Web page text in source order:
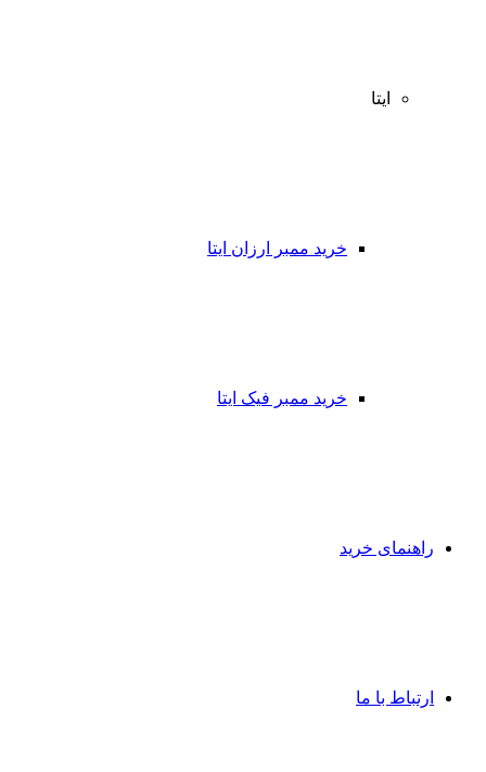
ایتا
خرید ممبر ارزان ایتا
خرید ممبر فیک ایتا
راهنمای خرید
ارتباط با ما